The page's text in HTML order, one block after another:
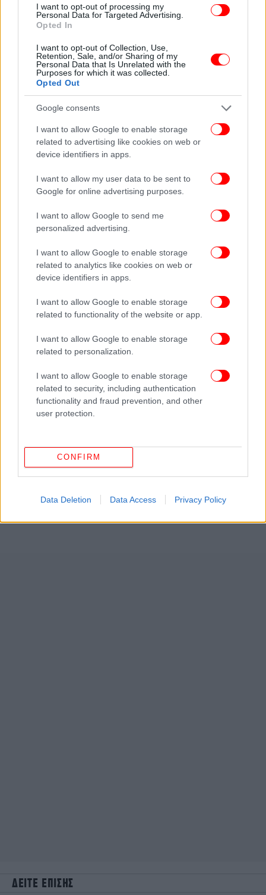
I want to opt-out of processing my
Personal Data for Targeted Advertising.
Opted In
I want to opt-out of Collection, Use,
Retention, Sale, and/or Sharing of my
Personal Data that Is Unrelated with the
Purposes for which it was collected.
Opted Out
Google consents
I want to allow Google to enable storage
related to advertising like cookies on web or
device identifiers in apps.
I want to allow my user data to be sent to
Google for online advertising purposes.
I want to allow Google to send me
personalized advertising.
I want to allow Google to enable storage
related to analytics like cookies on web or
device identifiers in apps.
I want to allow Google to enable storage
related to functionality of the website or app.
I want to allow Google to enable storage
related to personalization.
I want to allow Google to enable storage
related to security, including authentication
functionality and fraud prevention, and other
user protection.
CONFIRM
Data Deletion Data Access Privacy Policy
ελληνικά
ΠΕΡΙΣΣΟΤΕΡΑ ΒΙΝΤΕΟ
πρώτοι όλες τις ειδήσεις
Δείτε όλες τις τελευταίεςΕιδήσειςαπό την Ελλάδα και τον Κόσμο,
ΔΙΑΒΑΣΤΕ ΠΕΡΙΣΣΟΤΕΡΑ
ΤΕΛΙΚΌΣ
ΜΙΧΆΛΗΣ ΧΑΤΖΗΓΙΆΝΝΗΣ
ΔΕΙΤΕ ΕΠΙΣΗΣ